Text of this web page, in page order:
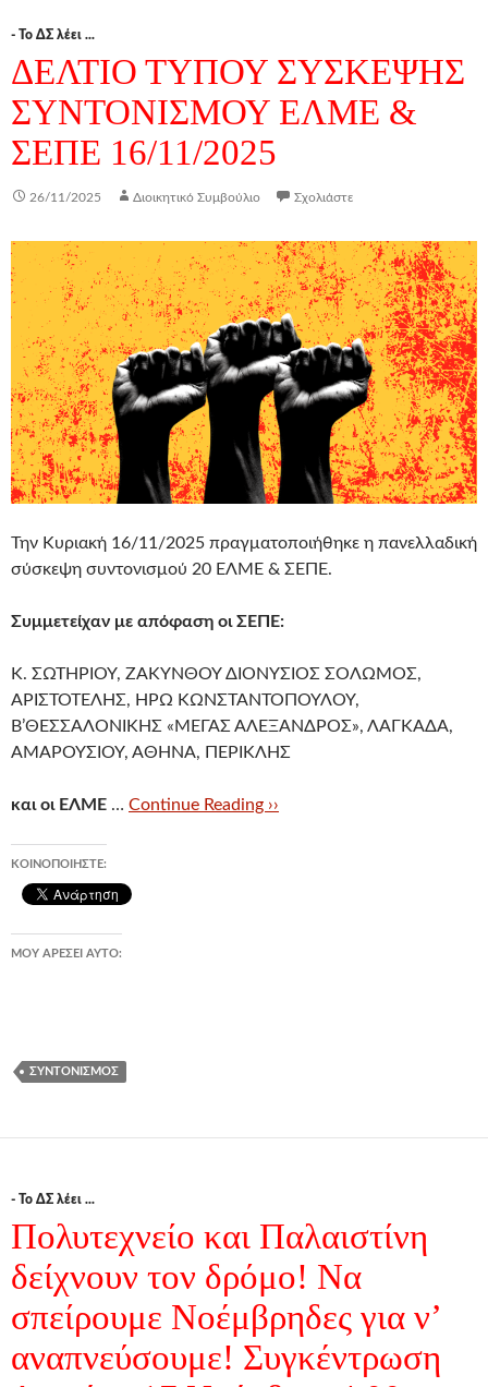
- Το ΔΣ λέει ...
ΔΕΛΤΙΟ ΤΥΠΟΥ ΣΥΣΚΕΨΗΣ
ΣΥΝΤΟΝΙΣΜΟΥ ΕΛΜΕ &
ΣΕΠΕ 16/11/2025
26/11/2025 Διοικητικό Συμβούλιο Σχολιάστε
Την Κυριακή 16/11/2025 πραγματοποιήθηκε η πανελλαδική
σύσκεψη συντονισμού 20 ΕΛΜΕ & ΣΕΠΕ.
Συμμετείχαν με απόφαση οι ΣΕΠΕ:
Κ. ΣΩΤΗΡΙΟΥ, ΖΑΚΥΝΘΟΥ ΔΙΟΝΥΣΙΟΣ ΣΟΛΩΜΟΣ,
ΑΡΙΣΤΟΤΕΛΗΣ, ΗΡΩ ΚΩΝΣΤΑΝΤΟΠΟΥΛΟΥ,
Β’ΘΕΣΣΑΛΟΝΙΚΗΣ «ΜΕΓΑΣ ΑΛΕΞΑΝΔΡΟΣ», ΛΑΓΚΑΔΑ,
ΑΜΑΡΟΥΣΙΟΥ, ΑΘΗΝΑ, ΠΕΡΙΚΛΗΣ
και οι ΕΛΜΕ … Continue Reading ››
ΚΟΙΝΟΠΟΙΉΣΤΕ:
ΜΟΥ ΑΡΈΣΕΙ ΑΥΤΌ:
ΣΥΝΤΟΝΙΣΜΌΣ
- Το ΔΣ λέει ...
Πολυτεχνείο και Παλαιστίνη
δείχνουν τον δρόμο! Να
σπείρουμε Νοέμβρηδες για ν’
αναπνεύσουμε! Συγκέντρωση